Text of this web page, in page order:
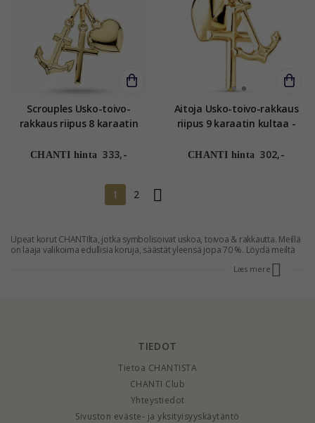
Scrouples Usko-toivo-
rakkaus riipus 8 karaatin
CHANTI hinta 333,-
Aitoja Usko-toivo-rakkaus
riipus 9 karaatin kultaa -
CHANTI hinta 302,-
1 2
Upeat korut CHANTIlta, jotka symbolisoivat uskoa, toivoa & rakkautta. Meillä
on laaja valikoima edullisia koruja, säästät yleensä jopa 70 %. Löydä meiltä
Læs mere
TIEDOT
Tietoa CHANTISTA
CHANTI Club
Yhteystiedot
Sivuston eväste- ja yksityisyyskäytäntö